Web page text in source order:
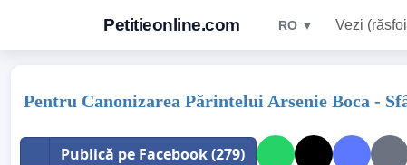
Petitieonline.com RO ▼ Vezi
Pentru Canonizarea Părintelui Arsenie Boca -
Publică pe Facebook (279)